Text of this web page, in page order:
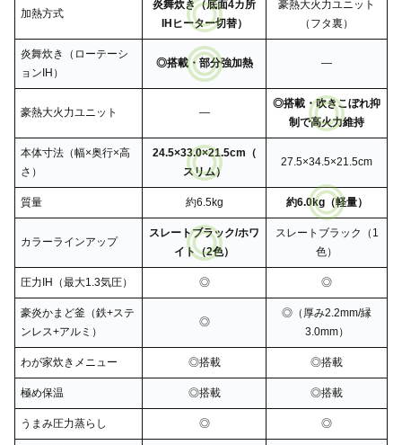
加熱方式
炎舞炊き（底面4カ所
IHヒーター切替）
豪熱大火力ユニット
（フタ裏）
炎舞炊き（ローテーシ
ョンIH）
◎搭載・部分強加熱 ―
豪熱大火力ユニット ―
◎搭載・吹きこぼれ抑
制で高火力維持
本体寸法（幅×奥行×高
さ）
24.5×33.0×21.5cm（
スリム）
27.5×34.5×21.5cm
質量 約6.5kg 約6.0kg（軽量）
カラーラインアップ
スレートブラック/ホワ
イト（2色）
スレートブラック（1
色）
圧力IH（最大1.3気圧） ◎ ◎
豪炎かまど釜（鉄+ステ
ンレス+アルミ）
◎
◎（厚み2.2mm/縁
3.0mm）
わが家炊きメニュー ◎搭載 ◎搭載
極め保温 ◎搭載 ◎搭載
うまみ圧力蒸らし ◎ ◎